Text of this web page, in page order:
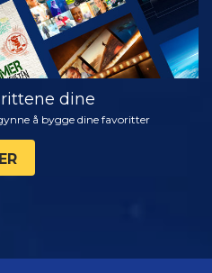
dine
å bygge dine favoritter